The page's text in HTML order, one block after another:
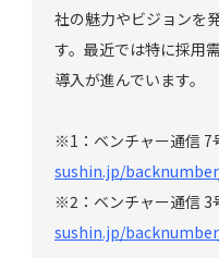
社の魅力やビジョンを
す。最近では特に採用
導入が進んでいます。
※1：ベンチャー通信 7
sushin.jp/
※2：ベンチャー通信 3
sushin.jp/